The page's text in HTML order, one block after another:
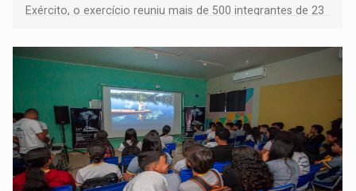
Exército, o exercício reuniu mais de 500 integrantes de 23